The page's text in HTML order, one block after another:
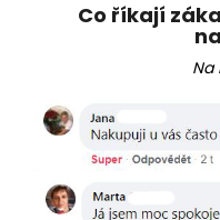
Co říkají
Na